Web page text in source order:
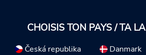
CHOISIS TON PAYS / TA
Česká republika Danmark